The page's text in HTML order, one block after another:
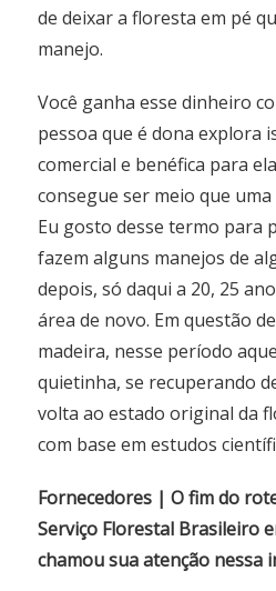
de deixar a floresta em pé
manejo.
Você ganha esse dinheiro
pessoa que é dona explora
comercial e benéfica para
consegue ser meio que
Eu gosto desse termo para
fazem alguns manejos de
depois, só daqui a 20, 25
área de novo. Em questão
madeira, nesse período
quietinha, se recuperando
volta ao estado original da
com base em estudos
Fornecedores | O fim do
Serviço Florestal Brasileiro
chamou sua atenção nessa